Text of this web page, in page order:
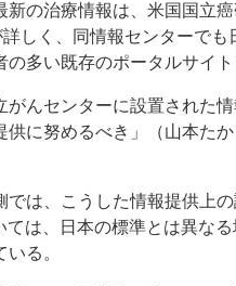
の治療情報は、米国国立
しく、同情報センターで
多い既存のポータルサイト
んセンターに設置された
供に努めるべき」（山本た
は、こうした情報提供上
ては、日本の標準とは異な
る。